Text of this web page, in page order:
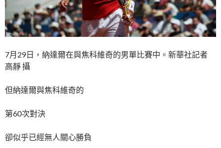
7月29日，納達爾在與焦科維奇的男單比賽中。新華社記者
高靜 攝
但納達爾與焦科維奇的
第60次對決
卻似乎已經無人關心勝負